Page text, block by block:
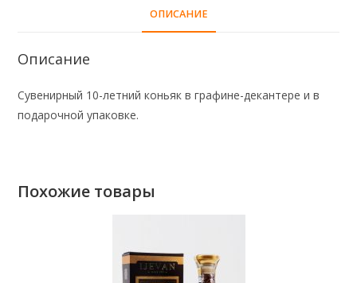
ОПИСАНИЕ
Описание
Сувенирный 10-летний коньяк в графине-декантере и в
подарочной упаковке.
Похожие товары